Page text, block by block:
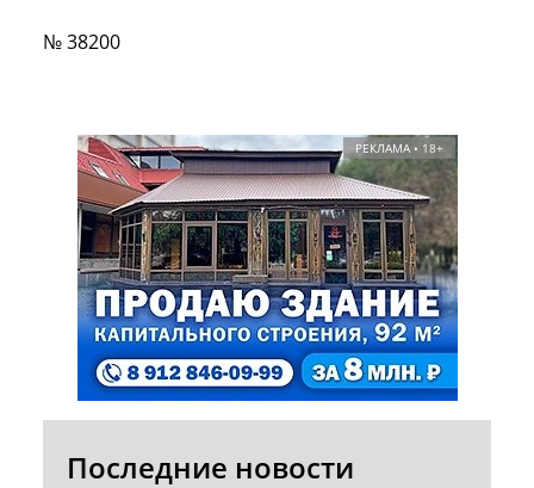
№ 38200
РЕКЛАМА • 18+
Последние новости